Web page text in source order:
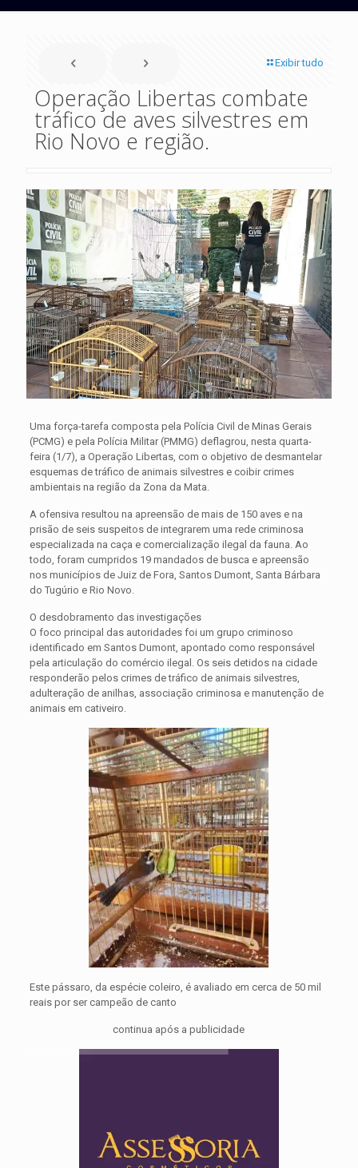
Exibir tudo
Operação Libertas combate
tráfico de aves silvestres em
Rio Novo e região.
Uma força-tarefa composta pela Polícia Civil de Minas Gerais
(PCMG) e pela Polícia Militar (PMMG) deflagrou, nesta quarta-
feira (1/7), a Operação Libertas, com o objetivo de desmantelar
esquemas de tráfico de animais silvestres e coibir crimes
ambientais na região da Zona da Mata.
A ofensiva resultou na apreensão de mais de 150 aves e na
prisão de seis suspeitos de integrarem uma rede criminosa
especializada na caça e comercialização ilegal da fauna. Ao
todo, foram cumpridos 19 mandados de busca e apreensão
nos municípios de Juiz de Fora, Santos Dumont, Santa Bárbara
do Tugúrio e Rio Novo.
O desdobramento das investigações
O foco principal das autoridades foi um grupo criminoso
identificado em Santos Dumont, apontado como responsável
pela articulação do comércio ilegal. Os seis detidos na cidade
responderão pelos crimes de tráfico de animais silvestres,
adulteração de anilhas, associação criminosa e manutenção de
animais em cativeiro.
Este pássaro, da espécie coleiro, é avaliado em cerca de 50 mil
reais por ser campeão de canto
continua após a publicidade